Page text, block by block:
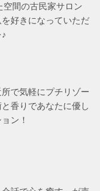
空間の古民家サロン
好きになっていただ
で気軽にプチリゾー
香りであなたに優し
ン！